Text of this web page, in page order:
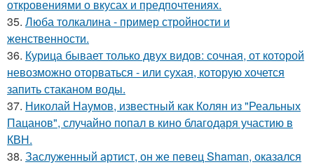
откровениями о вкусах и предпочтениях.
35. Люба толкалина - пример стройности и
женственности.
36. Курица бывает только двух видов: сочная, от которой
невозможно оторваться - или сухая, которую хочется
запить стаканом воды.
37. Николай Наумов, известный как Колян из "Реальных
Пацанов", случайно попал в кино благодаря участию в
КВН.
38. Заслуженный артист, он же певец Shaman, оказался